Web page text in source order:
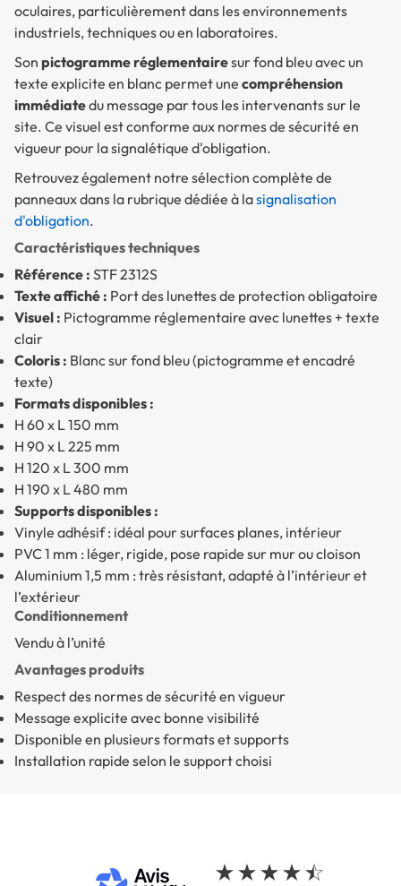
oculaires, particulièrement dans les environnements
industriels, techniques ou en laboratoires.
Son pictogramme réglementairesur fond bleu avec un
texte explicite en blanc permet une compréhension
immédiatedu message par tous les intervenants sur le
site. Ce visuel est conforme aux normes de sécurité en
vigueur pour la signalétique d'obligation.
Retrouvez également notre sélection complète de
panneaux dans la rubrique dédiée à lasignalisation
d'obligation.
Caractéristiques techniques
Référence : STF 2312S
Texte affiché : Port des lunettes de protection obligatoire
Visuel : Pictogramme réglementaire avec lunettes + texte
clair
Coloris : Blanc sur fond bleu (pictogramme et encadré
texte)
Formats disponibles :
H 60 x L 150 mm
H 90 x L 225 mm
H 120 x L 300 mm
H 190 x L 480 mm
Supports disponibles :
Vinyle adhésif : idéal pour surfaces planes, intérieur
PVC 1 mm : léger, rigide, pose rapide sur mur ou cloison
Aluminium 1,5 mm : très résistant, adapté à l’intérieur et
l’extérieur
Conditionnement
Vendu à l’unité
Avantages produits
Respect des normes de sécurité en vigueur
Message explicite avec bonne visibilité
Disponible en plusieurs formats et supports
Installation rapide selon le support choisi